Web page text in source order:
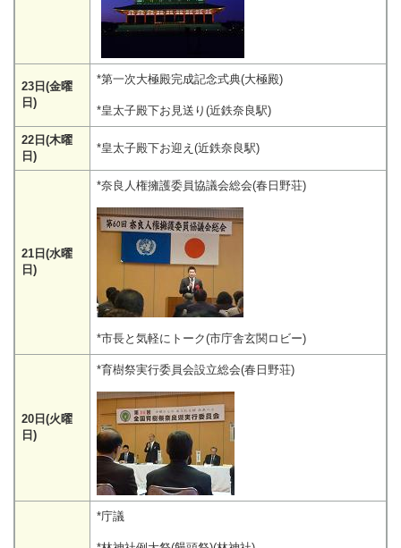
23日(金曜
日)
*第一次大極殿完成記念式典(大極殿)
*皇太子殿下お見送り(近鉄奈良駅)
22日(木曜
日)
*皇太子殿下お迎え(近鉄奈良駅)
21日(水曜
日)
*奈良人権擁護委員協議会総会(春日野荘)
*市長と気軽にトーク(市庁舎玄関ロビー)
20日(火曜
日)
*育樹祭実行委員会設立総会(春日野荘)
*庁議